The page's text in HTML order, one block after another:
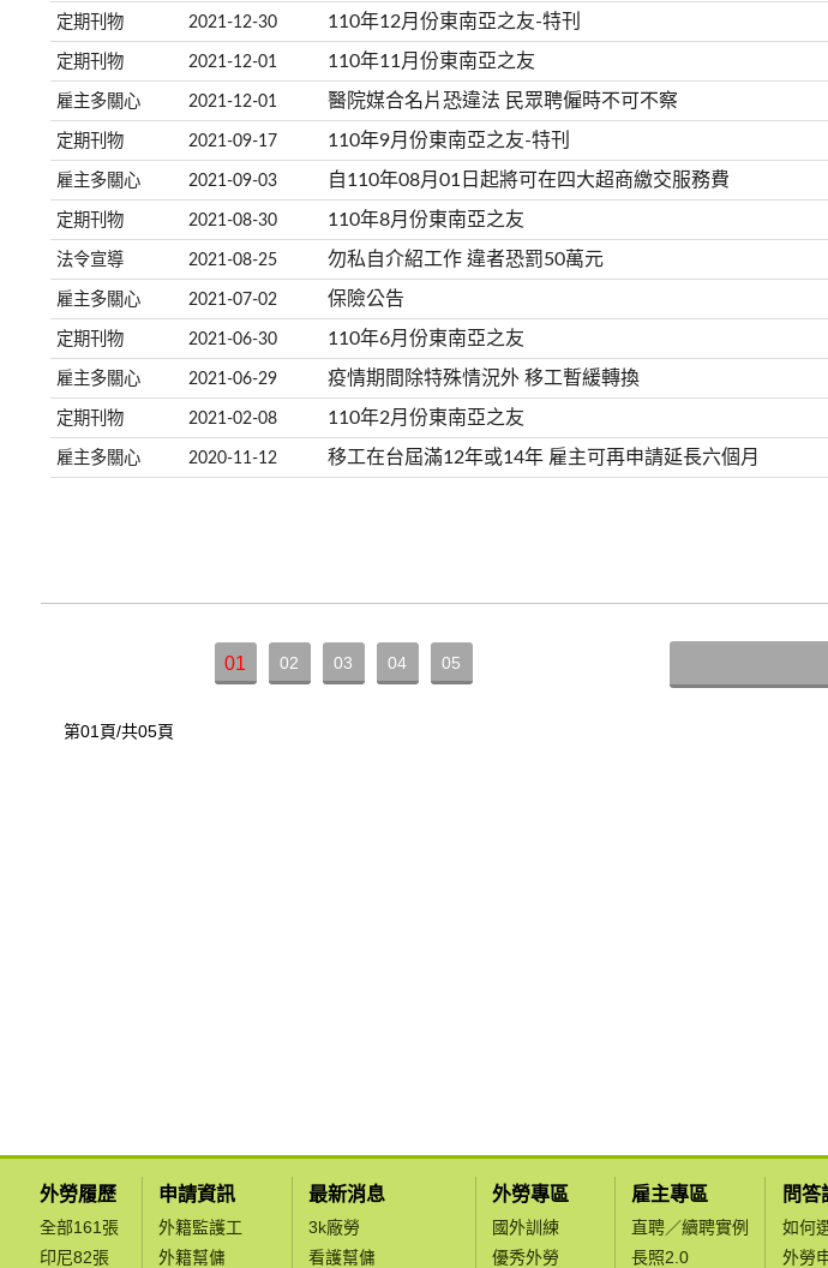
定期刊物 2021-12-30 110年12月份東南亞之友-特刊
定期刊物 2021-12-01 110年11月份東南亞之友
雇主多關心 2021-12-01 醫院媒合名片恐違法 民眾聘僱時不可不察
定期刊物 2021-09-17 110年9月份東南亞之友-特刊
雇主多關心 2021-09-03 自110年08月01日起將可在四大超商繳交服務費
定期刊物 2021-08-30 110年8月份東南亞之友
法令宣導 2021-08-25 勿私自介紹工作 違者恐罰50萬元
雇主多關心 2021-07-02 保險公告
定期刊物 2021-06-30 110年6月份東南亞之友
雇主多關心 2021-06-29 疫情期間除特殊情況外 移工暫緩轉換
定期刊物 2021-02-08 110年2月份東南亞之友
雇主多關心 2020-11-12 移工在台屆滿12年或14年 雇主可再申請延長六個月
01 02 03 04 05
第01頁/共05頁
外勞履歷
全部161張
印尼82張
申請資訊
外籍監護工
外籍幫傭
最新消息
3k廠勞
看護幫傭
外勞專區
國外訓練
優秀外勞
雇主專區
直聘／續聘實例
長照2.0
問答
如何
外勞